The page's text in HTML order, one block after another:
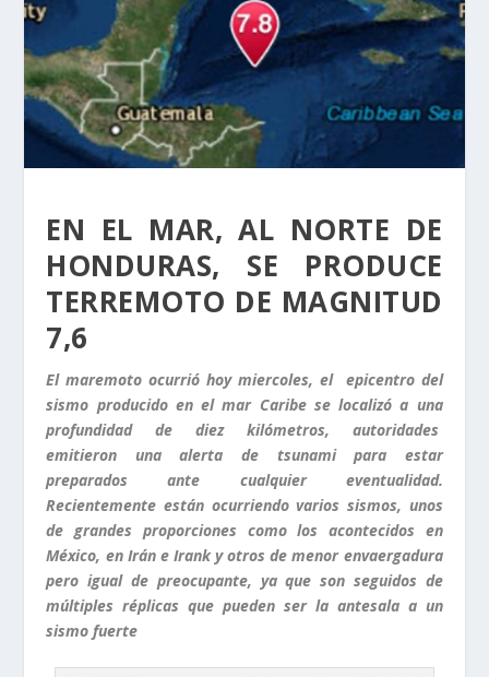
EN EL MAR, AL NORTE DE
HONDURAS, SE PRODUCE
TERREMOTO DE MAGNITUD
7,6
El maremoto ocurrió hoy miercoles, el epicentro del
sismo producido en el mar Caribe se localizó a una
profundidad de diez kilómetros, autoridades
emitieron una alerta de tsunami para estar
preparados ante cualquier eventualidad.
Recientemente están ocurriendo varios sismos, unos
de grandes proporciones como los acontecidos en
México, en Irán e Irank y otros de menor envaergadura
pero igual de preocupante, ya que son seguidos de
múltiples réplicas que pueden ser la antesala a un
sismo fuerte